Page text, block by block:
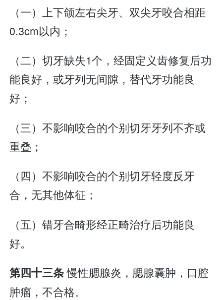
（一）上下颌左右尖牙、双尖牙咬合相距
0.3cm以内；
（二）切牙缺失1个，经固定义齿修复后功
能良好，或牙列无间隙，替代牙功能良
好；
（三）不影响咬合的个别切牙牙列不齐或
重叠；
（四）不影响咬合的个别切牙轻度反牙
合，无其他体征；
（五）错牙合畸形经正畸治疗后功能良
好。
第四十三条慢性腮腺炎，腮腺囊肿，口腔
肿瘤，不合格。